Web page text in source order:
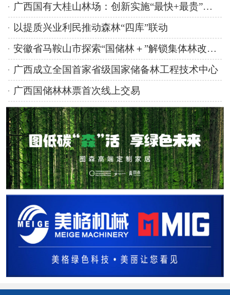
广西国有大桂山林场：创新实施“最快+最贵”混交模式 全面提升林地综合效益
以提质兴业利民推动森林“四库”联动
安徽省马鞍山市探索“国储林＋”解锁集体林改新密码
广西成立全国首家省级国家储备林工程技术中心
广西国储林林票首次线上交易